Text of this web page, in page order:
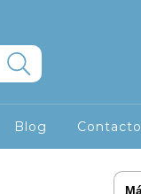
Blog Contacto